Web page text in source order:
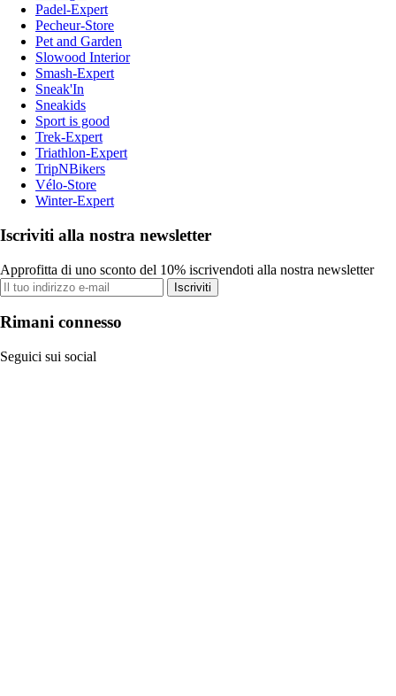
Padel-Expert
Pecheur-Store
Pet and Garden
Slowood Interior
Smash-Expert
Sneak'In
Sneakids
Sport is good
Trek-Expert
Triathlon-Expert
TripNBikers
Vélo-Store
Winter-Expert
Iscriviti alla nostra newsletter
Approfitta di uno sconto del 10% iscrivendoti alla nostra newsletter
Iscriviti
Rimani connesso
Seguici sui social